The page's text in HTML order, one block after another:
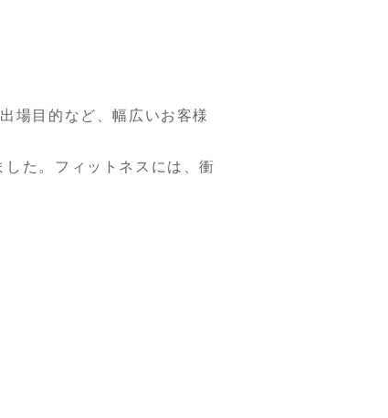
場目的など、幅広いお客様
た。フィットネスには、衝